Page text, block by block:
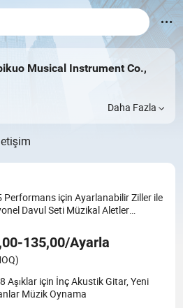
Musical Instrument Co.,
Daha Fazla
Performans için Ayarlanabilir Ziller ile
Davul Seti Müzikal Aletler
135,00/Ayarla
Aşıklar için İnç Akustik Gitar, Yeni
Müzik Oynama